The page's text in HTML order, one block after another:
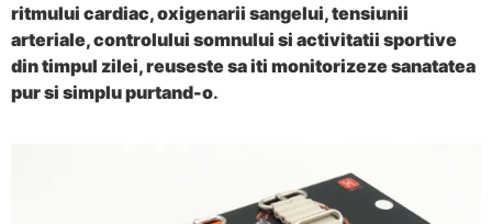
ritmului cardiac, oxigenarii sangelui, tensiunii
arteriale, controlului somnului si activitatii sportive
din timpul zilei, reuseste sa iti monitorizeze sanatatea
pur si simplu purtand-o.